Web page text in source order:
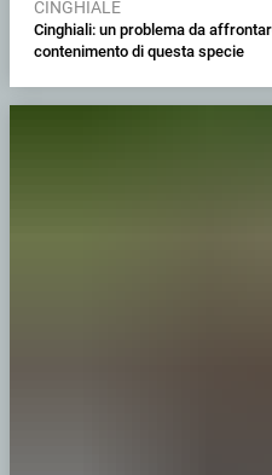
CINGHIALE
Cinghiali: un problema da
contenimento di questa specie